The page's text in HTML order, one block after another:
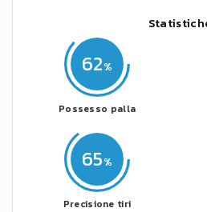
62
Possesso palla
65
Precisione tiri